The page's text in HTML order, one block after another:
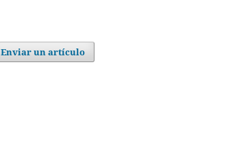
Enviar un artículo